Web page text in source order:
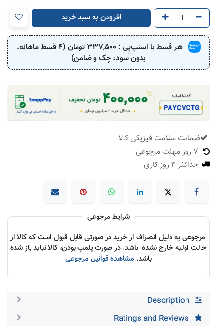
افزودن به سبد خرید
هر قسط با اسنپ‌پِی : 337,500
تومان (4 قسط ماهانه.
بدون سود، چک و ضامن)
ضمانت سلامت فیزیکی کالا
حداکثر 4 روز کاری
شرایط مرجوعی
مرجوعی به دلیل انصراف از خرید در صورتی قابل قبول است که کالا از
حالت اولیه خارج نشده باشد. در صورت پلمپ بودن، کالا نباید باز شده
باشد. مشاهده قوانین مرجوعی
Description
Ratings and Reviews